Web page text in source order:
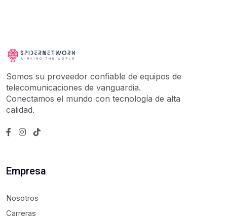
Somos su proveedor confiable de equipos de
telecomunicaciones de vanguardia.
Conectamos el mundo con tecnología de alta
calidad.
Empresa
Nosotros
Carreras